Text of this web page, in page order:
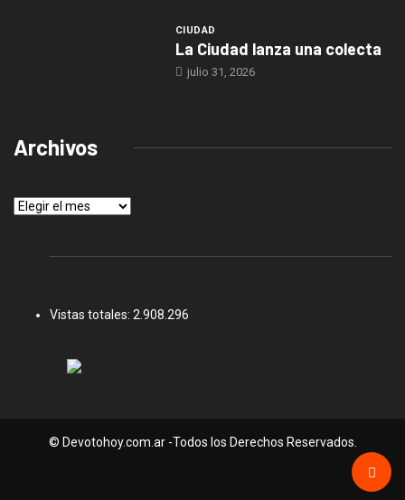
CIUDAD
La Ciudad lanza una colecta
julio 31, 2026
Archivos
Archivos
Vistas totales: 2.908.296
© Devotohoy.com.ar -Todos los Derechos Reservados.